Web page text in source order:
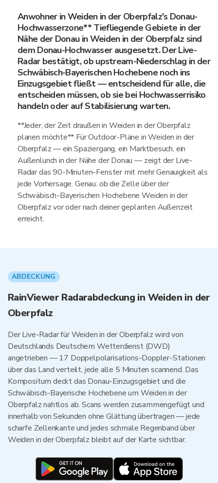
Anwohner in Weiden in der Oberpfalz's Donau-
Hochwasserzone** Tiefliegende Gebiete in der
Nähe der Donau in Weiden in der Oberpfalz sind
dem Donau-Hochwasser ausgesetzt. Der Live-
Radar bestätigt, ob upstream-Niederschlag in der
Schwäbisch-Bayerischen Hochebene noch ins
Einzugsgebiet fließt — entscheidend für alle, die
entscheiden müssen, ob sie bei Hochwasserrisiko
handeln oder auf Stabilisierung warten.
**Jeder, der Zeit draußen in Weiden in der Oberpfalz
planen möchte** Für Outdoor-Pläne in Weiden in der
Oberpfalz — ein Spaziergang, ein Marktbesuch, ein
Außenlunch in der Nähe der Donau — zeigt der Live-
Radar das 90-Minuten-Fenster mit mehr Genauigkeit als
jede Vorhersage. Genau: ob die Zelle über der
Schwäbisch-Bayerischen Hochebene Weiden in der
Oberpfalz vor oder nach deiner geplanten Außenzeit
erreicht.
ABDECKUNG
RainViewer Radarabdeckung in Weiden in der
Oberpfalz
Der Live-Radar für Weiden in der Oberpfalz wird von
Deutschlands Deutschem Wetterdienst (DWD)
angetrieben — 17 Doppelpolarisations-Doppler-Stationen
über das Land verteilt, jede alle 5 Minuten scannend. Das
Kompositum deckt das Donau-Einzugsgebiet und die
Schwäbisch-Bayerische Hochebene um Weiden in der
Oberpfalz nahtlos ab. Scans werden zusammengefügt und
innerhalb von Sekunden ohne Glättung übertragen — jede
scharfe Zellenkante und jedes schmale Regenband über
Weiden in der Oberpfalz bleibt auf der Karte sichtbar.